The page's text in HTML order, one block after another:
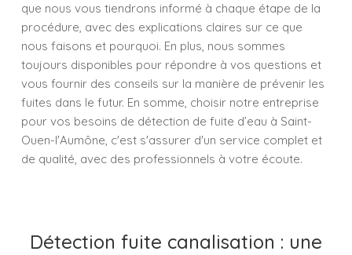
que nous vous tiendrons informé à chaque étape de la
procédure, avec des explications claires sur ce que
nous faisons et pourquoi. En plus, nous sommes
toujours disponibles pour répondre à vos questions et
vous fournir des conseils sur la manière de prévenir les
fuites dans le futur. En somme, choisir notre entreprise
pour vos besoins de détection de fuite d’eau à Saint-
Ouen-l'Aumône, c'est s'assurer d'un service complet et
de qualité, avec des professionnels à votre écoute.
Détection fuite canalisation : une